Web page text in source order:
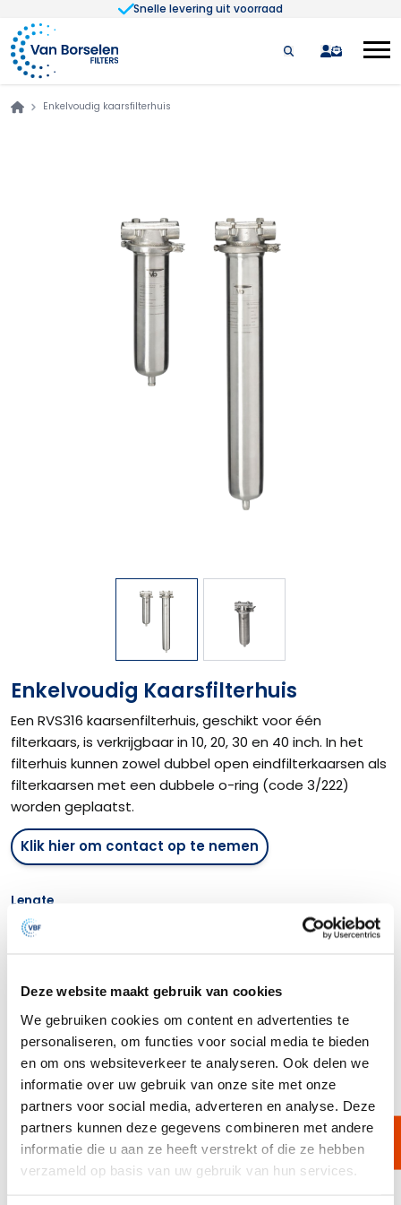
Deze website maakt gebruik van cookies
We gebruiken cookies om content en advertenties te
personaliseren, om functies voor social media te bieden
en om ons websiteverkeer te analyseren. Ook delen we
informatie over uw gebruik van onze site met onze
partners voor social media, adverteren en analyse. Deze
partners kunnen deze gegevens combineren met andere
informatie die u aan ze heeft verstrekt of die ze hebben
verzameld op basis van uw gebruik van hun services.
Snelle levering uit voorraad
Ga naar de inhoud
quote
Enkelvoudig kaarsfilterhuis
Enkelvoudig Kaarsfilterhuis
Een RVS316 kaarsenfilterhuis, geschikt voor één
filterkaars, is verkrijgbaar in 10, 20, 30 en 40 inch. In het
filterhuis kunnen zowel dubbel open eindfilterkaarsen als
filterkaarsen met een dubbele o-ring (code 3/222)
worden geplaatst.
Klik hier om contact op te nemen
Lengte
Geen 30''
Afmeting
Geen Standaard
BIG Bleu
Toon meer opties
Omschrijving